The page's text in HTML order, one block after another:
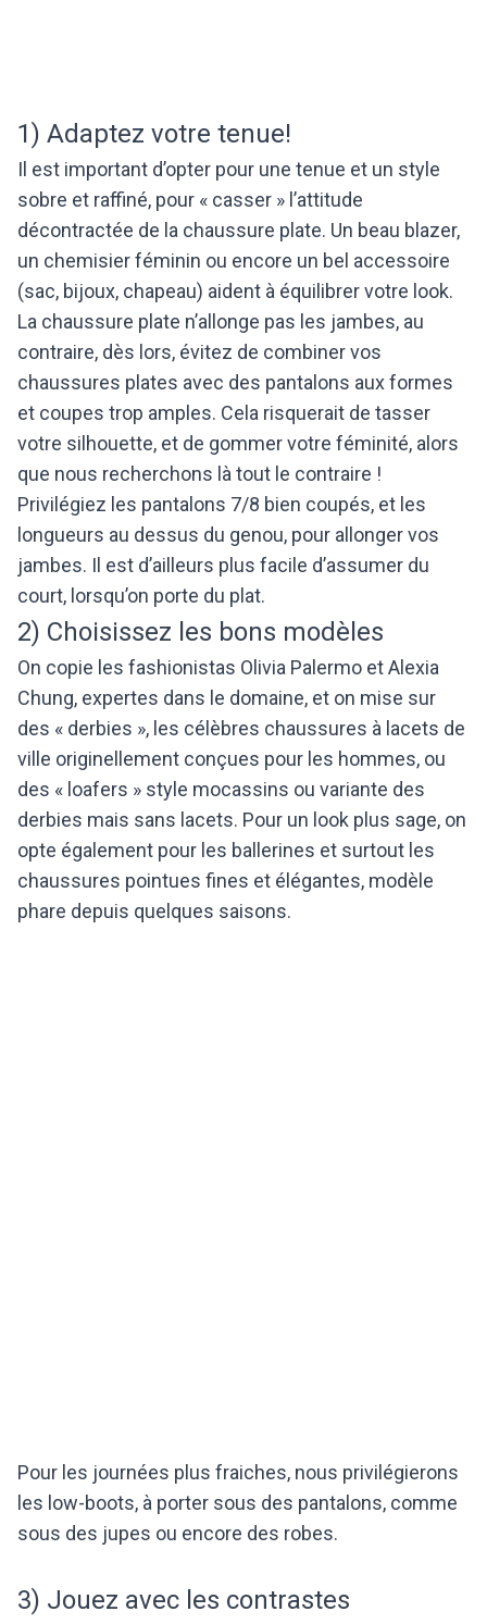
1) Adaptez votre tenue!
Il est important d’opter pour une tenue et un style
sobre et raffiné, pour « casser » l’attitude
décontractée de la chaussure plate. Un beau blazer,
un chemisier féminin ou encore un bel accessoire
(sac, bijoux, chapeau) aident à équilibrer votre look.
La chaussure plate n’allonge pas les jambes, au
contraire, dès lors, évitez de combiner vos
chaussures plates avec des pantalons aux formes
et coupes trop amples. Cela risquerait de tasser
votre silhouette, et de gommer votre féminité, alors
que nous recherchons là tout le contraire !
Privilégiez les pantalons 7/8 bien coupés, et les
longueurs au dessus du genou, pour allonger vos
jambes. Il est d’ailleurs plus facile d’assumer du
court, lorsqu’on porte du plat.
2) Choisissez les bons modèles
On copie les fashionistas Olivia Palermo et Alexia
Chung, expertes dans le domaine, et on mise sur
des « derbies », les célèbres chaussures à lacets de
ville originellement conçues pour les hommes, ou
des « loafers » style mocassins ou variante des
derbies mais sans lacets. Pour un look plus sage, on
opte également pour les ballerines et surtout les
chaussures pointues fines et élégantes, modèle
phare depuis quelques saisons.
Pour les journées plus fraiches, nous privilégierons
les low-boots, à porter sous des pantalons, comme
sous des jupes ou encore des robes.
3) Jouez avec les contrastes